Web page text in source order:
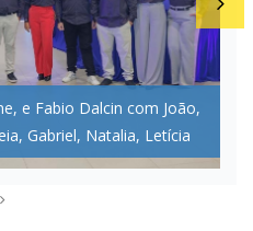
e Fabio Dalcin com João,
Gabriel, Natalia, Letícia